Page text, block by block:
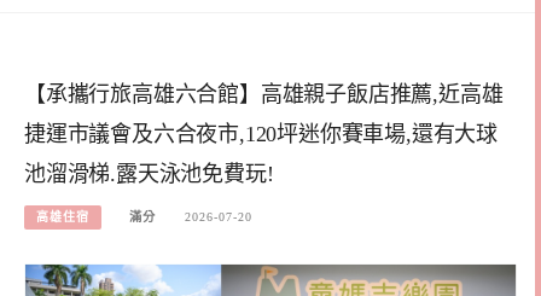
【承攜行旅高雄六合館】高雄親子飯店推薦,近高雄
捷運市議會及六合夜市,120坪迷你賽車場,還有大球
池溜滑梯.露天泳池免費玩!
高雄住宿 滿分 2026-07-20